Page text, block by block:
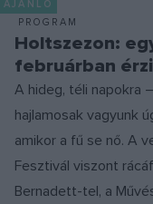
AJÁNLÓ
PROGRAM
Holtszezon:
februárban
A hideg, téli napokra
hajlamosak vagyunk
amikor a fű se nő. A
Fesztivál viszont
Bernadett-tel, a